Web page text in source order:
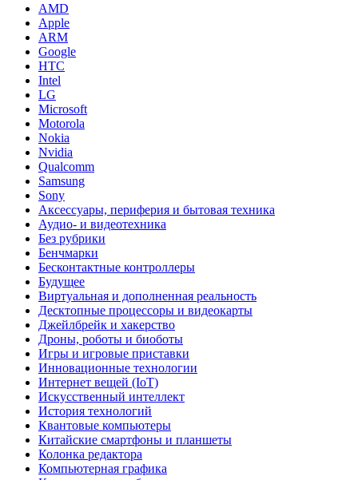
AMD
Apple
ARM
Google
HTC
Intel
LG
Microsoft
Motorola
Nokia
Nvidia
Qualcomm
Samsung
Sony
Аксессуары, периферия и бытовая техника
Аудио- и видеотехника
Без рубрики
Бенчмарки
Бесконтактные контроллеры
Будущее
Виртуальная и дополненная реальность
Десктопные процессоры и видеокарты
Джейлбрейк и хакерство
Дроны, роботы и биоботы
Игры и игровые приставки
Инновационные технологии
Интернет вещей (IoT)
Искусственный интеллект
История технологий
Квантовые компьютеры
Китайские смартфоны и планшеты
Колонка редактора
Компьютерная графика